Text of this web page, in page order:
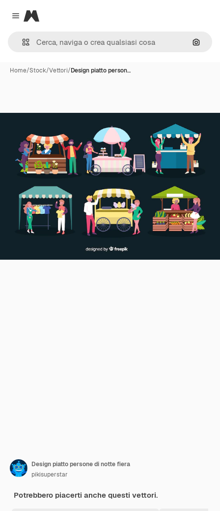
Close menu
Magnific
Cerca
Home/Stock/Vettori/Design piatto person…
Design piatto persone di notte fiera
pikisuperstar
Potrebbero piacerti anche questi vettori.